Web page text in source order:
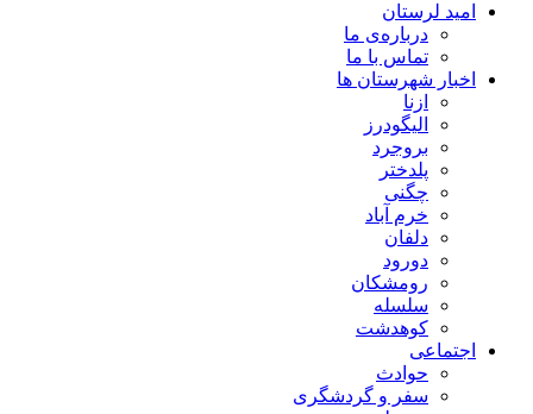
امید لرستان
درباره‌ی ما
تماس با ما
اخبار شهرستان ها
ازنا
الیگودرز
بروجرد
پلدختر
چگنی
خرم آباد
دلفان
دورود
رومشکان
سلسله
کوهدشت
اجتماعی
حوادث
سفر و گردشگری